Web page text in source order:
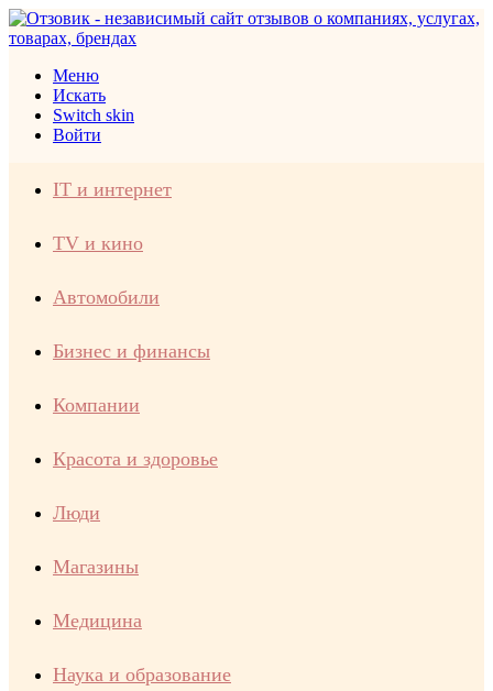
Меню
Искать
Switch skin
Войти
IT и интернет
TV и кино
Автомобили
Бизнес и финансы
Компании
Красота и здоровье
Люди
Магазины
Медицина
Наука и образование